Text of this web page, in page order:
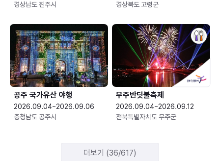
경상남도 진주시
경상북도 고령군
공주 국가유산 야행
2026.09.04~2026.09.06
충청남도 공주시
무주반딧불축제
2026.09.04~2026.09.12
전북특별자치도 무주군
더보기 (36/617)